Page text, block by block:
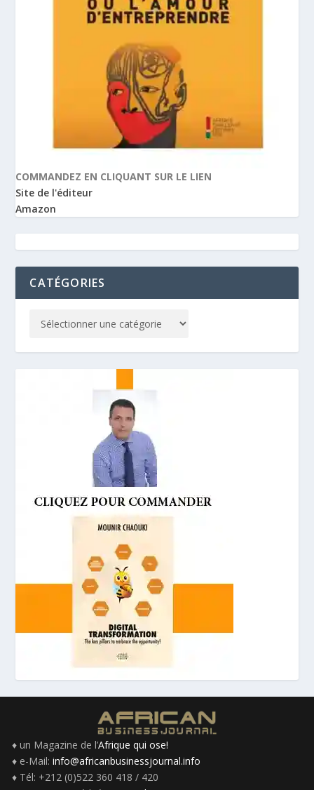
COMMANDEZ EN CLIQUANT SUR LE LIEN
Site de l'éditeur
Amazon
CATÉGORIES
♦ un Magazine de l’Afrique qui ose!
♦ e-Mail: info@africanbusinessjournal.info
♦ Tél: +212 (0)522 360 418 / 420